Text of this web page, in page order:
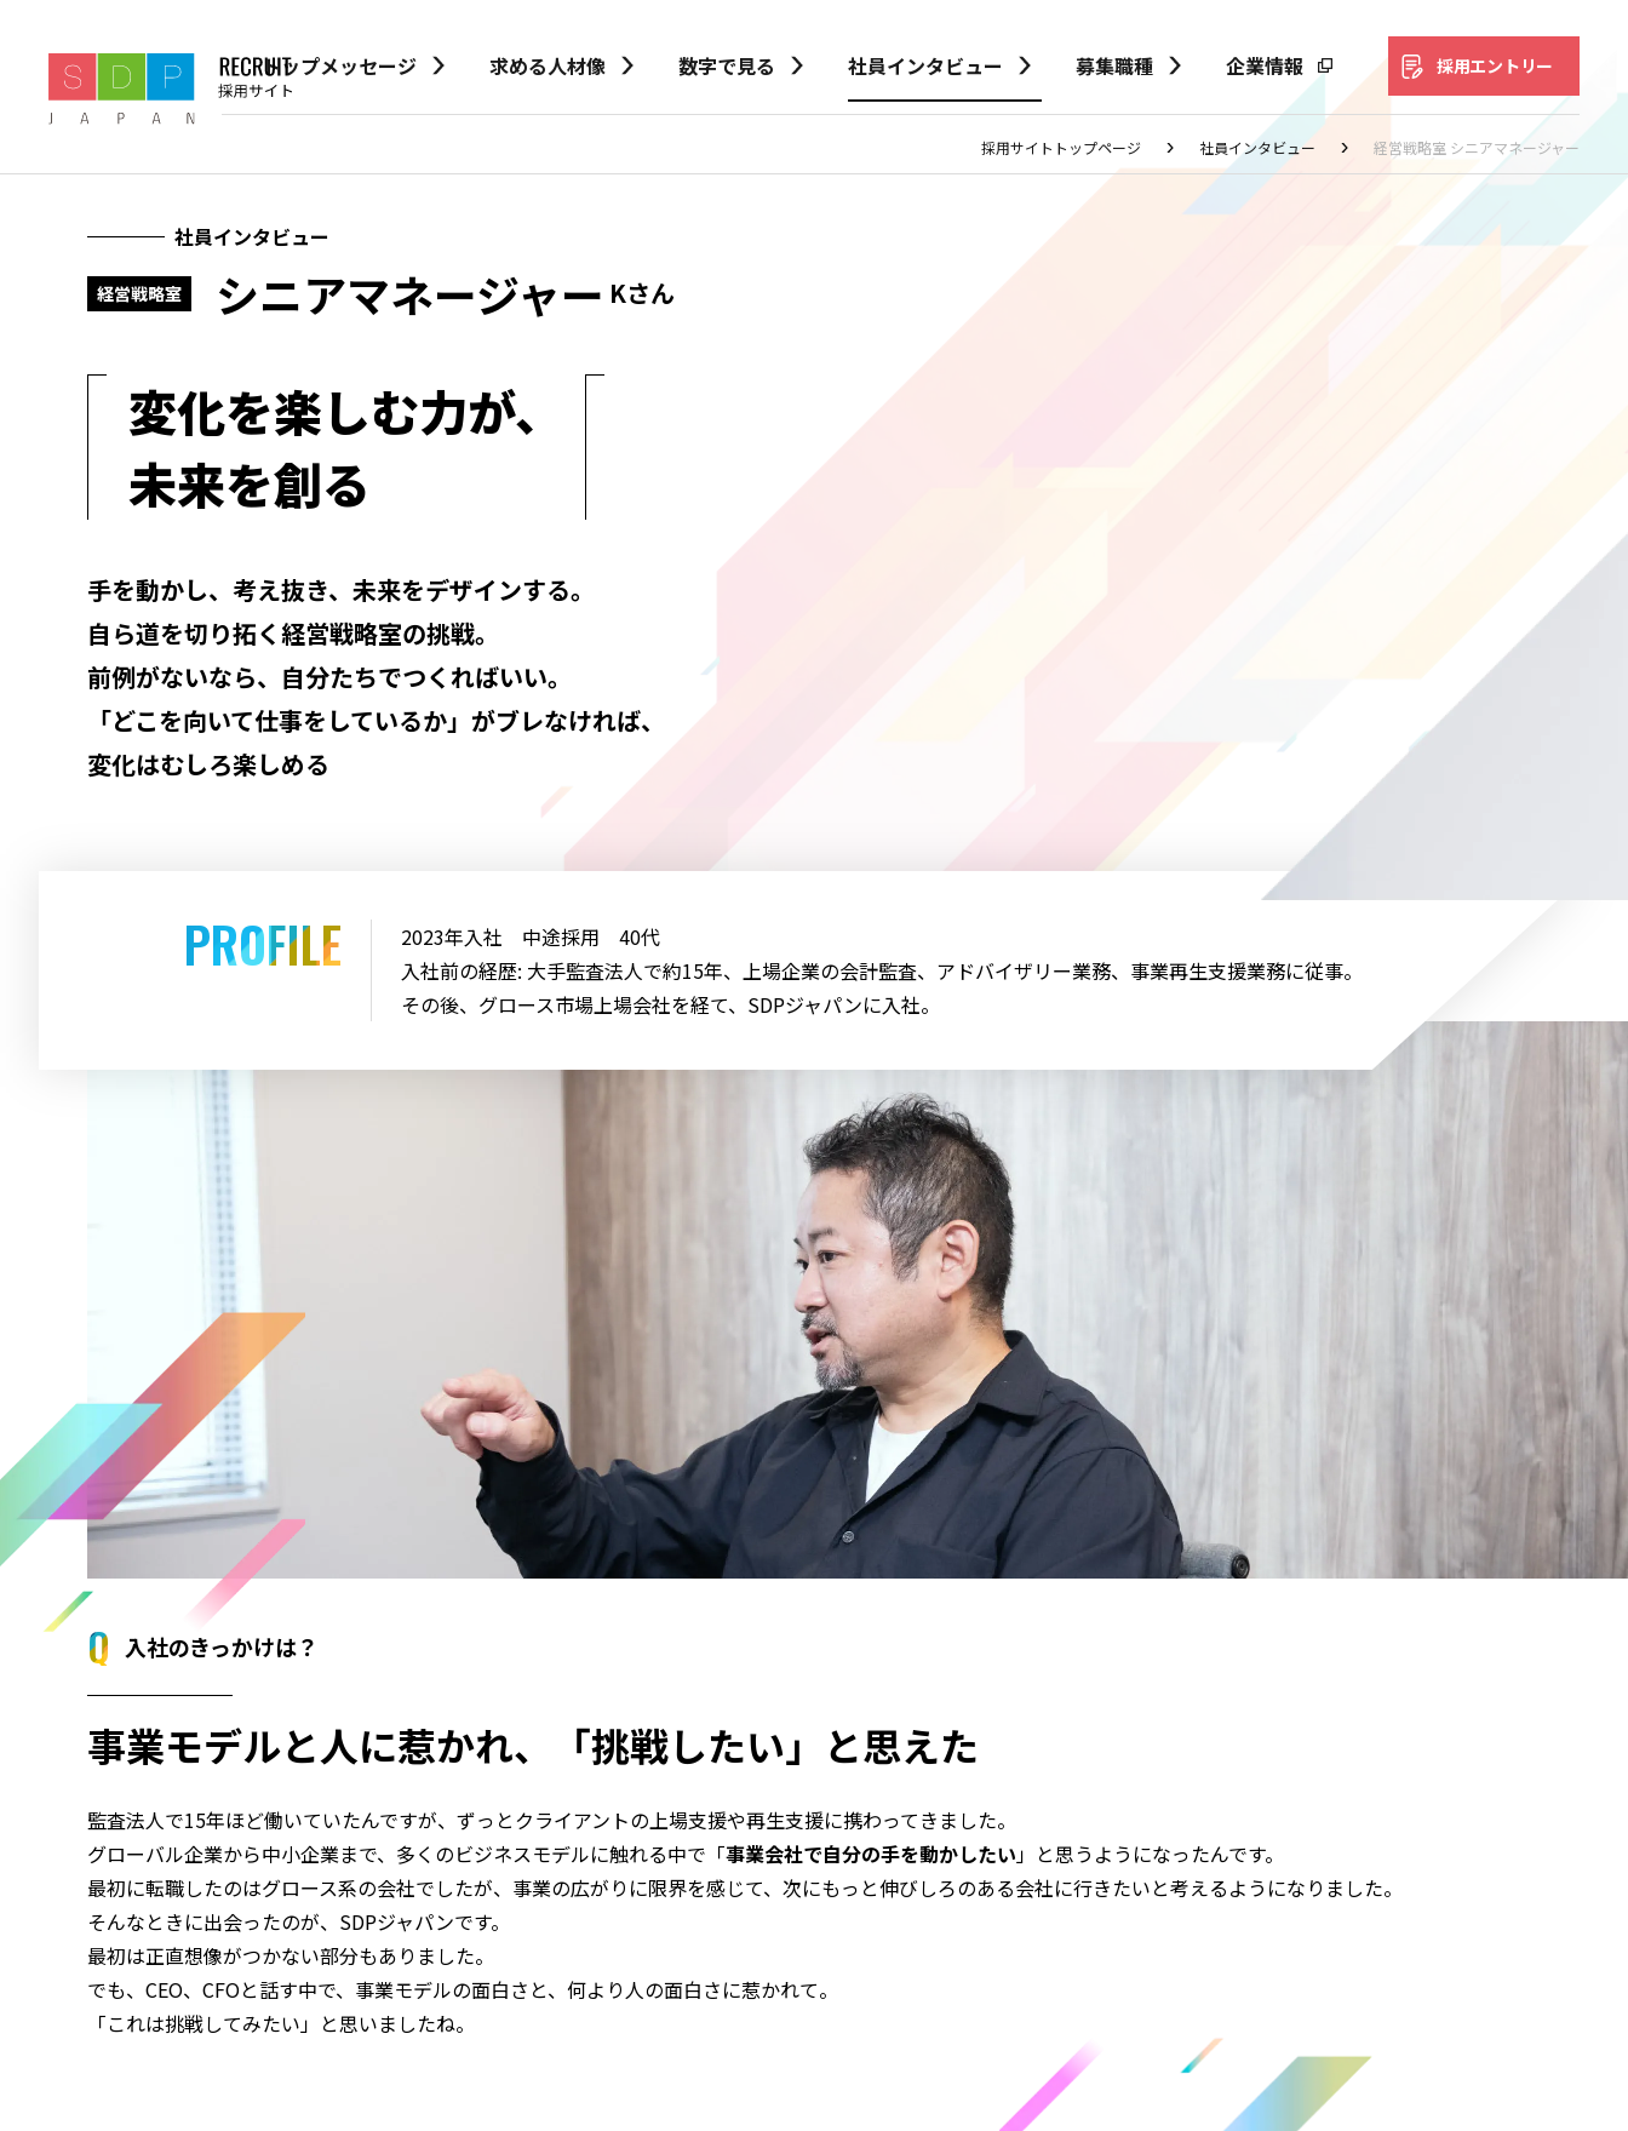
採用サイトトップページ 社員インタビュー 経営戦略室 シニアマネージャー
トップメッセージ 求める人材像 数字で見る 社員インタビュー 募集職種 企業情報 採用エントリー
社員インタビュー
経営戦略室 シニアマネージャー Kさん
変化を楽しむ力が、
未来を創る
手を動かし、考え抜き、未来をデザインする。
自ら道を切り拓く経営戦略室の挑戦。
前例がないなら、自分たちでつくればいい。
「どこを向いて仕事をしているか」がブレなければ、
変化はむしろ楽しめる
PROFILE
2023年入社 中途採用 40代
入社前の経歴: 大手監査法人で約15年、上場企業の会計監査、アドバイザリー業務、事業再生支援業務に従事。
その後、グロース市場上場会社を経て、SDPジャパンに入社。
入社のきっかけは？
事業モデルと人に惹かれ、「挑戦したい」と思えた
監査法人で15年ほど働いていたんですが、ずっとクライアントの上場支援や再生支援に携わってきました。
グローバル企業から中小企業まで、多くのビジネスモデルに触れる中で「事業会社で自分の手を動かしたい」と思うようになったんです。
最初に転職したのはグロース系の会社でしたが、事業の広がりに限界を感じて、次にもっと伸びしろのある会社に行きたいと考えるようになりました。
そんなときに出会ったのが、SDPジャパンです。
最初は正直想像がつかない部分もありました。
でも、CEO、CFOと話す中で、事業モデルの面白さと、何より人の面白さに惹かれて。
「これは挑戦してみたい」と思いましたね。